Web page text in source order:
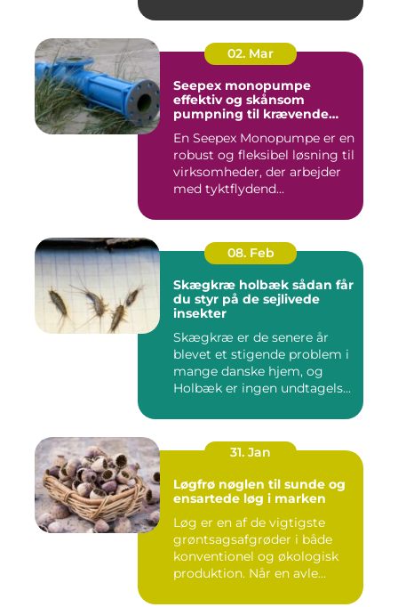
02. Mar
Seepex monopumpe
effektiv og skånsom
pumpning til krævende
En Seepex Monopumpe er en
robust og fleksibel løsning til
virksomheder, der arbejder
med tyktflydend...
08. Feb
Skægkræ holbæk sådan får
du styr på de sejlivede
insekter
Skægkræ er de senere år
blevet et stigende problem i
mange danske hjem, og
Holbæk er ingen undtagels...
31. Jan
Løgfrø nøglen til sunde og
ensartede løg i marken
Løg er en af de vigtigste
grøntsagsafgrøder i både
konventionel og økologisk
produktion. Når en avle...